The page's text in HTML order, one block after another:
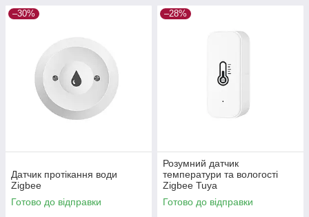
–30%
Датчик протікання води
Zigbee
Готово до відправки
–28%
Розумний датчик
температури та вологості
Zigbee Tuya
Готово до відправки